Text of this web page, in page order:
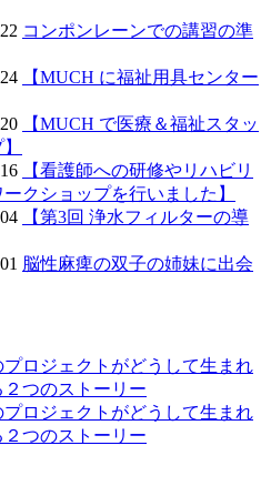
コンポンレーンでの講習の準
【MUCH に福祉用具センター
【MUCH で医療＆福祉スタッ
【看護師への研修やリハビリ
クショップを行いました】
【第3回 浄水フィルターの導
脳性麻痺の双子の姉妹に出会
プロジェクトがどうして生まれ
つのストーリー
プロジェクトがどうして生まれ
つのストーリー